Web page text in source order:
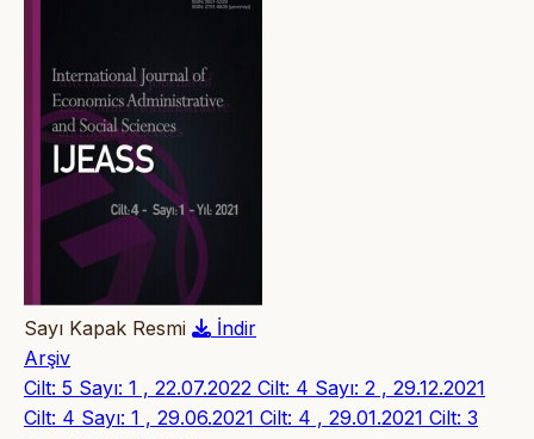
Sayı Kapak Resmi
İndir
Arşiv
Cilt: 5 Sayı: 1 , 22.07.2022 Cilt: 4 Sayı: 2 , 29.12.2021
Cilt: 4 Sayı: 1 , 29.06.2021 Cilt: 4 , 29.01.2021 Cilt: 3